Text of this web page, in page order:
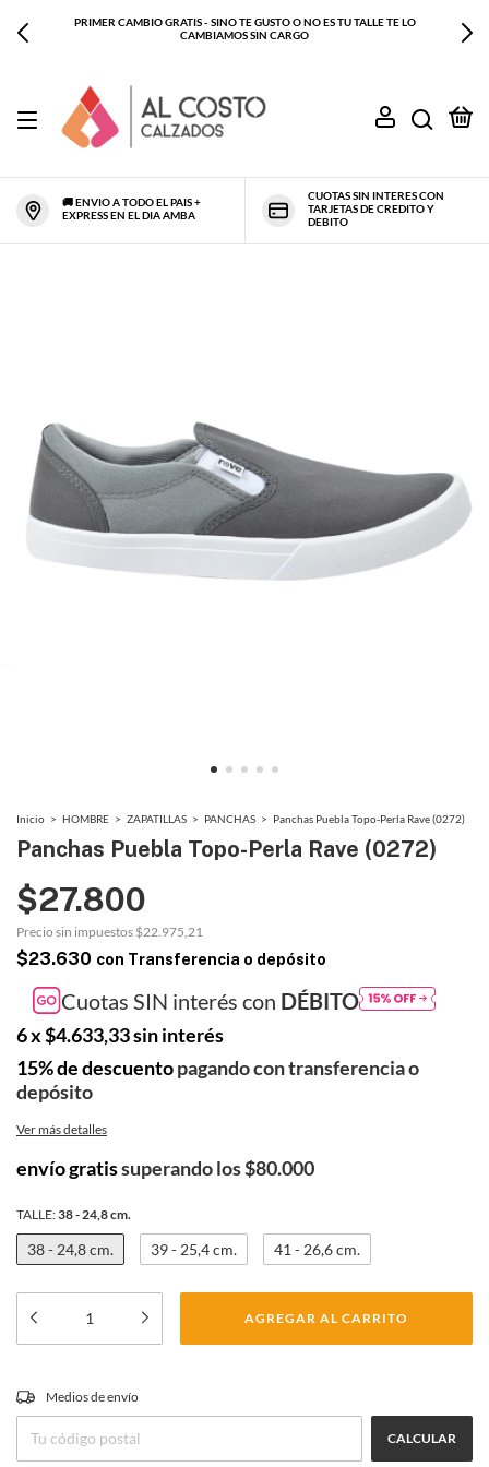
PRIMER CAMBIO GRATIS - SINO TE GUSTO O NO ES TU TALLE TE LO
CAMBIAMOS SIN CARGO
🚚 ENVIO A TODO EL PAIS +
EXPRESS EN EL DIA AMBA
CUOTAS SIN INTERES CON
TARJETAS DE CREDITO Y
DEBITO
Inicio > HOMBRE > ZAPATILLAS > PANCHAS > Panchas Puebla Topo-Perla Rave (0272)
Panchas Puebla Topo-Perla Rave (0272)
$27.800
Precio sin impuestos $22.975,21
$23.630 con Transferencia o depósito
Cuotas SIN interés con DÉBITO
6x$4.633,33sin interés
15% de descuentopagando con transferencia o
depósito
Ver más detalles
envío gratissuperando los$80.000
TALLE:38 - 24,8 cm.
38 - 24,8 cm. 39 - 25,4 cm. 41 - 26,6 cm.
Entregas para el CP:
Medios de envío
CALCULAR